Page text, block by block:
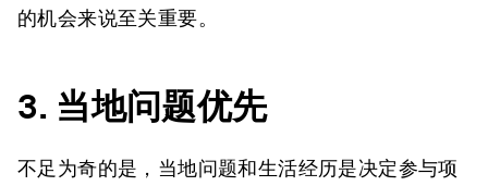
的机会来说至关重要。
3. 当地问题优先
不足为奇的是，当地问题和生活经历是决定参与项